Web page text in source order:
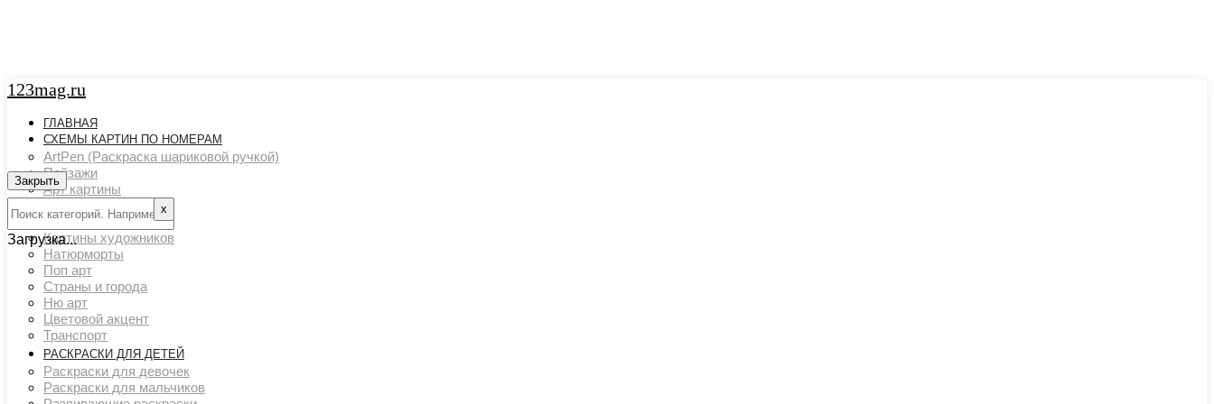
123mag.ru
ГЛАВНАЯ
СХЕМЫ КАРТИН ПО НОМЕРАМ
ArtPen (Раскраска шариковой ручкой)
Пейзажи
Арт картины
Люди
Картины художников
Натюрморты
Поп арт
Страны и города
Ню арт
Цветовой акцент
Транспорт
РАСКРАСКИ ДЛЯ ДЕТЕЙ
Раскраски для девочек
Раскраски для мальчиков
Закрыть
х
Загрузка...